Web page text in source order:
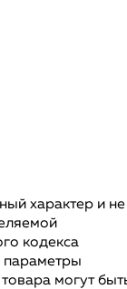
характер и не
кодекса
параметры
могут